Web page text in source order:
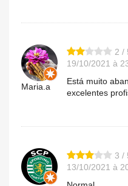
Maria.a
2 /
19/10/2021 à
Está muito
excelentes
3 /
13/10/2021 à